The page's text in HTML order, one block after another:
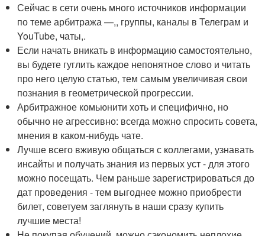
Сейчас в сети очень много источников информации
по теме арбитража —,, группы, каналы в Телеграм и
YouTube, чаты,.
Если начать вникать в информацию самостоятельно,
вы будете гуглить каждое непонятное слово и читать
про него целую статью, тем самым увеличивая свои
познания в геометрической прогрессии.
Арбитражное комьюнити хоть и специфично, но
обычно не агрессивно: всегда можно спросить совета,
мнения в каком-нибудь чате.
Лучше всего вживую общаться с коллегами, узнавать
инсайты и получать знания из первых уст - для этого
можно посещать. Чем раньше зарегистрироваться до
дат проведения - тем выгоднее можно приобрести
билет, советуем заглянуть в наши сразу купить
лучшие места!